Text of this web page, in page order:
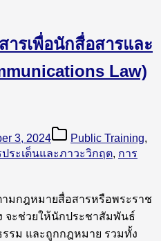
รเพื่อนักสื่อสารและ
Law)
3, 2024 Public Training,
ระเด็นและภาวะวิกฤต, การ
มกฎหมายสื่อสารหรือพระราช
ะช่วยให้นักประชาสัมพันธ์
รรม และถูกกฎหมาย รวมทั้ง